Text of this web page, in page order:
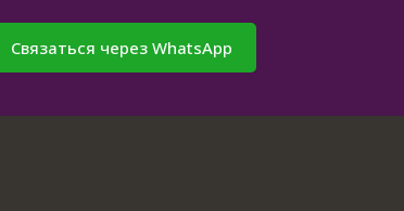
Связаться через WhatsApp